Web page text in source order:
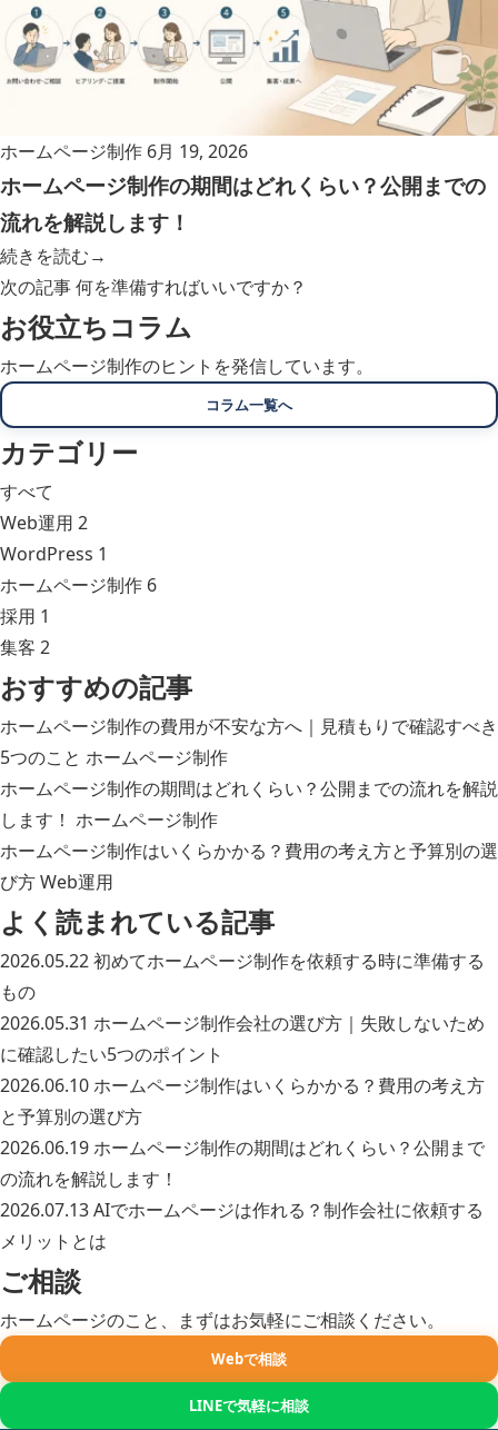
ホームページ制作 6月 19, 2026
ホームページ制作の期間はどれくらい？公開までの
流れを解説します！
続きを読む→
次の記事何を準備すればいいですか？
お役立ちコラム
ホームページ制作のヒントを発信しています。
コラム一覧へ
カテゴリー
すべて
Web運用 2
WordPress 1
ホームページ制作 6
採用 1
集客 2
おすすめの記事
ホームページ制作の費用が不安な方へ｜見積もりで確認すべき
5つのこと ホームページ制作
ホームページ制作の期間はどれくらい？公開までの流れを解説
します！ ホームページ制作
ホームページ制作はいくらかかる？費用の考え方と予算別の選
び方Web運用
よく読まれている記事
2026.05.22初めてホームページ制作を依頼する時に準備する
もの
2026.05.31 ホームページ制作会社の選び方｜失敗しないため
に確認したい5つのポイント
2026.06.10ホームページ制作はいくらかかる？費用の考え方
と予算別の選び方
2026.06.19ホームページ制作の期間はどれくらい？公開まで
の流れを解説します！
2026.07.13AIでホームページは作れる？制作会社に依頼する
メリットとは
ご相談
ホームページのこと、まずはお気軽にご相談ください。
Webで相談
LINEで気軽に相談